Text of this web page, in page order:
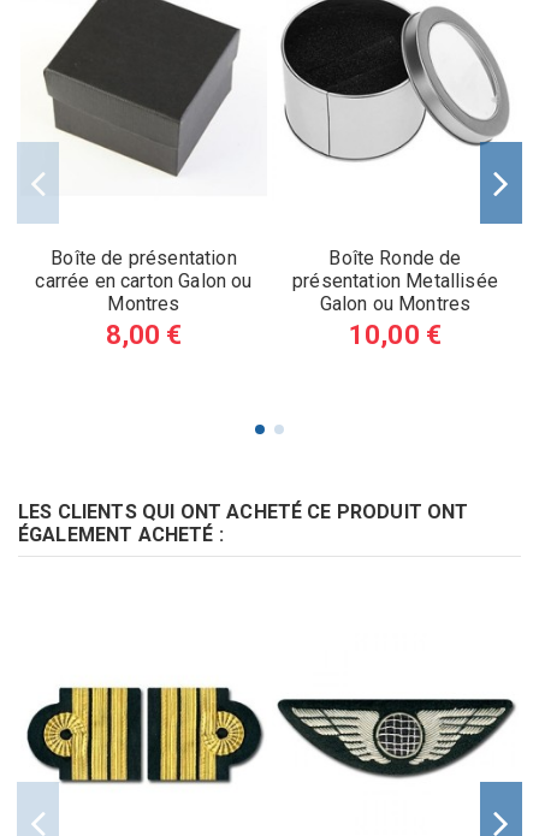
Boîte de présentation
carrée en carton Galon ou
Montres
8,00 €
Boîte Ronde de
présentation Metallisée
Galon ou Montres
10,00 €
LES CLIENTS QUI ONT ACHETÉ CE PRODUIT ONT
ÉGALEMENT ACHETÉ :